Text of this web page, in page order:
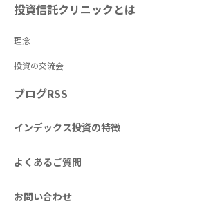
投資信託クリニックとは
理念
投資の交流会
ブログRSS
インデックス投資の特徴
よくあるご質問
お問い合わせ